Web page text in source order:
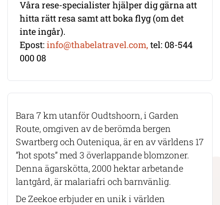
Våra rese-specialister hjälper dig gärna att
hitta rätt resa samt att boka flyg (om det
inte ingår).
Epost: info@thabelatravel.com, tel: 08-544
000 08
Bara 7 km utanför Oudtshoorn, i Garden
Route, omgiven av de berömda bergen
Swartberg och Outeniqua, är en av världens 17
”hot spots” med 3 överlappande blomzoner.
Denna ägarskötta, 2000 hektar arbetande
lantgård, är malariafri och barnvänlig.
De Zeekoe erbjuder en unik i världen